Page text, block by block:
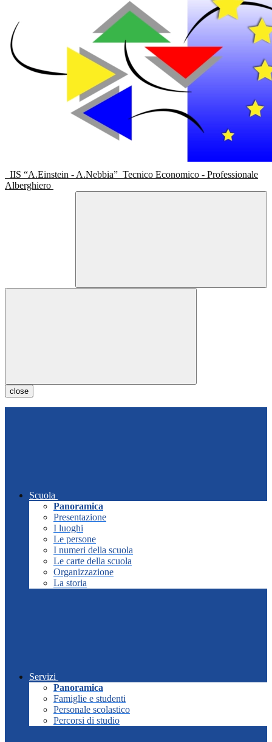
IIS “A.Einstein - A.Nebbia” Tecnico Economico - Professionale
Alberghiero
close
Scuola
Panoramica
Presentazione
I luoghi
Le persone
I numeri della scuola
Le carte della scuola
Organizzazione
La storia
Servizi
Panoramica
Famiglie e studenti
Personale scolastico
Percorsi di studio